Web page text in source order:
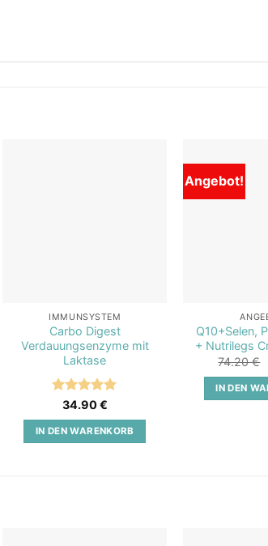
IMMUNSYSTEM
Carbo Digest
Verdauungsenzyme mit
Laktase
Bewertet
5
34.90€
IN DEN WARENKORB
Angebot!
Q10+Selen,
+ Nutrilegs
74.20€
IN DEN